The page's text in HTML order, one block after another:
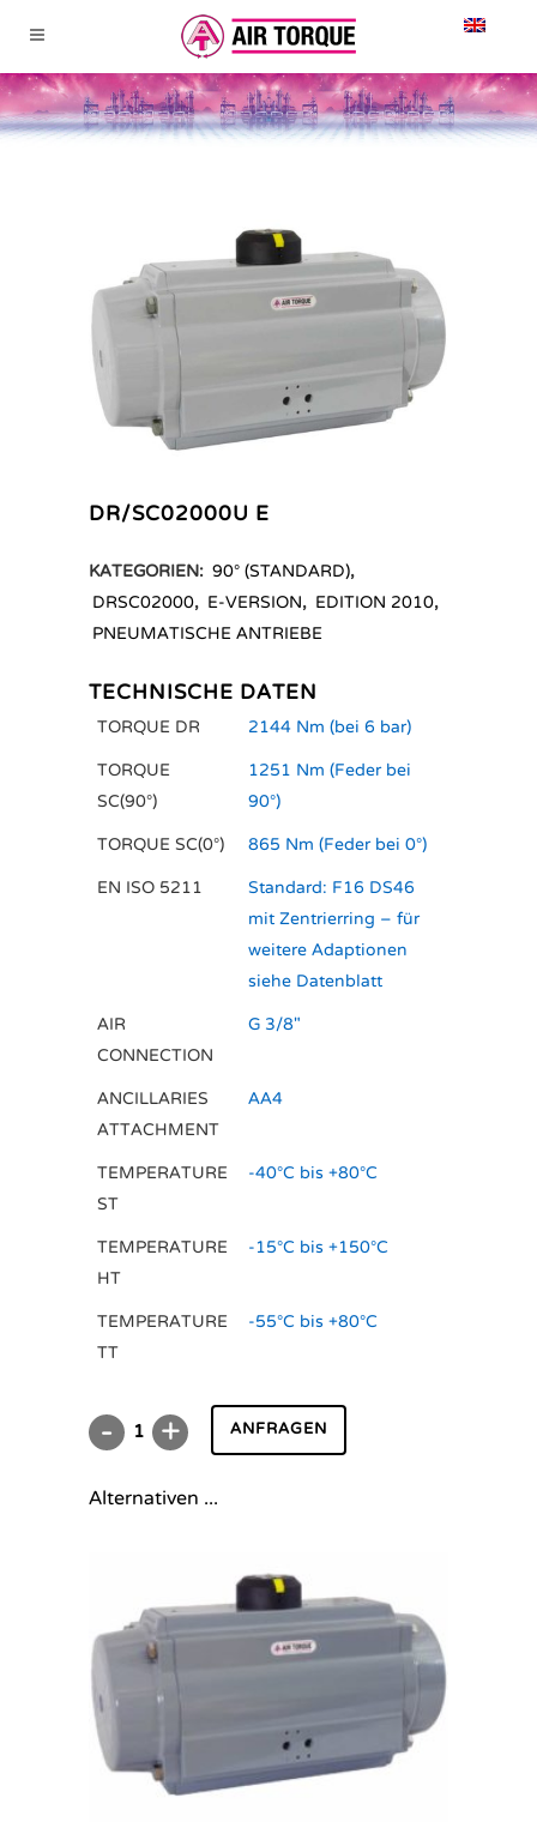
DR/SC02000U E
KATEGORIEN: 90° (STANDARD),
DRSC02000, E-VERSION, EDITION 2010,
PNEUMATISCHE ANTRIEBE
TECHNISCHE DATEN
TORQUE DR 2144 Nm (bei 6 bar)
TORQUE
SC(90°)
1251 Nm (Feder bei
90°)
TORQUE SC(0°) 865 Nm (Feder bei 0°)
EN ISO 5211
Standard: F16 DS46
mit Zentrierring – für
weitere Adaptionen
siehe Datenblatt
AIR
CONNECTION
G 3/8"
ANCILLARIES
ATTACHMENT
AA4
TEMPERATURE
ST
-40°C bis +80°C
TEMPERATURE
HT
-15°C bis +150°C
TEMPERATURE
TT
-55°C bis +80°C
DR/SC02000U ANFRAGEN
Alternativen ...